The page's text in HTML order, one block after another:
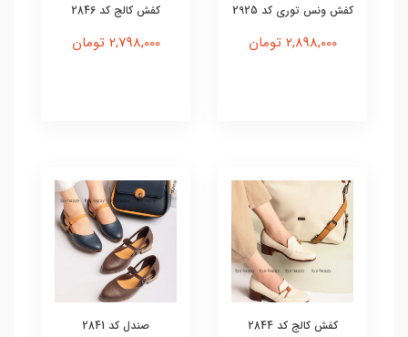
کفش ونس توری کد 2925
2,898,000 تومان
کفش کالج کد 2846
2,798,000 تومان
کفش کالج کد 2844 صندل کد 2841